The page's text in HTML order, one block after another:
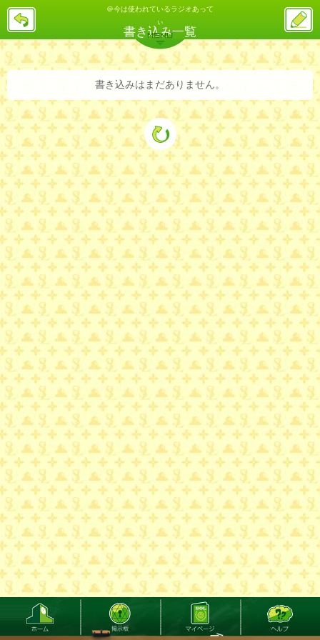
＠今は使われているラジオあって
ぃ
書き込み一覧
戻
ス
投
稿
バックナンバー 詳細検索 ランキング
MENU
書き込みはまだありません。